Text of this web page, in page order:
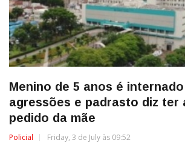
Menino de 5 anos é
agressões e padrasto diz ter
pedido da mãe
Policial Friday, 3 de July às 09:52